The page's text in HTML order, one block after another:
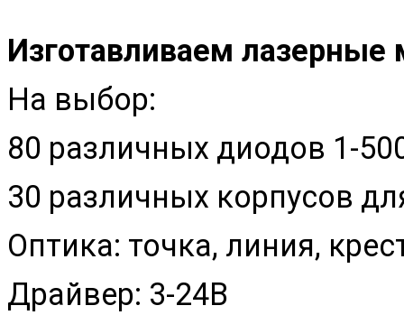
Изготавливаем
На выбор:
80 различных диодов 1-
30 различных корпусов
Оптика: точка, линия,
Драйвер: 3-24В